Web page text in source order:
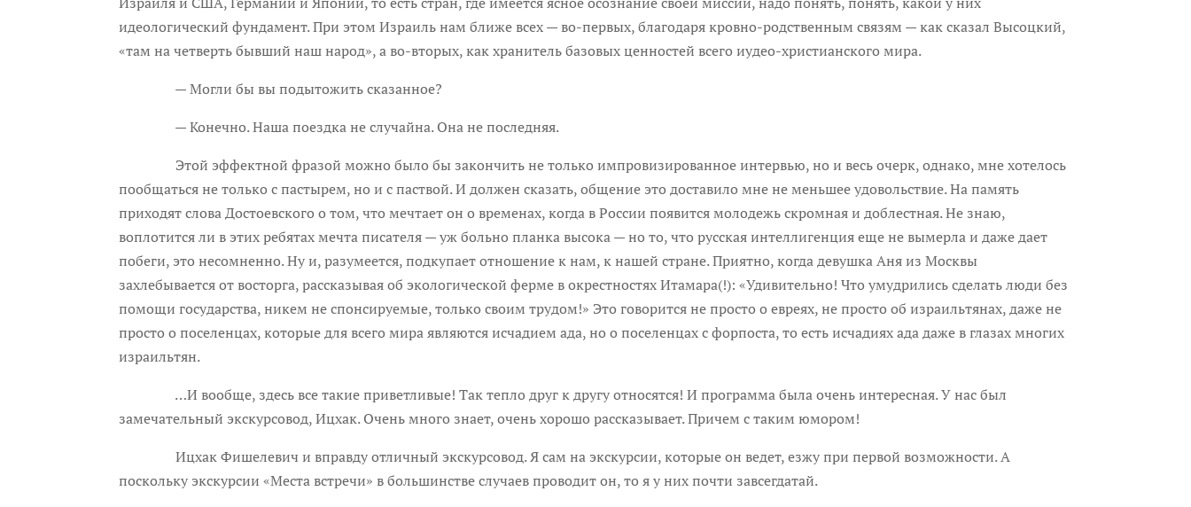
идеологический фундамент. При этом Израиль нам ближе всех — во-первых, благодаря кровно-родственным связям — как сказал Высоцкий,
«там на четверть бывший наш народ», а во-вторых, как хранитель базовых ценностей всего иудео-христианского мира.
— Могли бы вы подытожить сказанное?
— Конечно. Наша поездка не случайна. Она не последняя.
Этой эффектной фразой можно было бы закончить не только импровизированное интервью, но и весь очерк, однако, мне хотелось
пообщаться не только с пастырем, но и с паствой. И должен сказать, общение это доставило мне не меньшее удовольствие. На память
приходят слова Достоевского о том, что мечтает он о временах, когда в России появится молодежь скромная и доблестная. Не знаю,
воплотится ли в этих ребятах мечта писателя — уж больно планка высока — но то, что русская интеллигенция еще не вымерла и даже дает
побеги, это несомненно. Ну и, разумеется, подкупает отношение к нам, к нашей стране. Приятно, когда девушка Аня из Москвы
захлебывается от восторга, рассказывая об экологической ферме в окрестностях Итамара(!): «Удивительно! Что умудрились сделать люди без
помощи государства, никем не спонсируемые, только своим трудом!» Это говорится не просто о евреях, не просто об израильтянах, даже не
просто о поселенцах, которые для всего мира являются исчадием ада, но о поселенцах с форпоста, то есть исчадиях ада даже в глазах многих
израильтян.
…И вообще, здесь все такие приветливые! Так тепло друг к другу относятся! И программа была очень интересная. У нас был
замечательный экскурсовод, Ицхак. Очень много знает, очень хорошо рассказывает. Причем с таким юмором!
Ицхак Фишелевич и вправду отличный экскурсовод. Я сам на экскурсии, которые он ведет, езжу при первой возможности. А
поскольку экскурсии «Места встречи» в большинстве случаев проводит он, то я у них почти завсегдатай.